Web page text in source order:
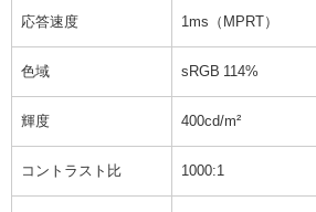
応答速度 1ms（MPRT）
色域 sRGB 114%
輝度 400cd/m²
コントラスト比 1000:1